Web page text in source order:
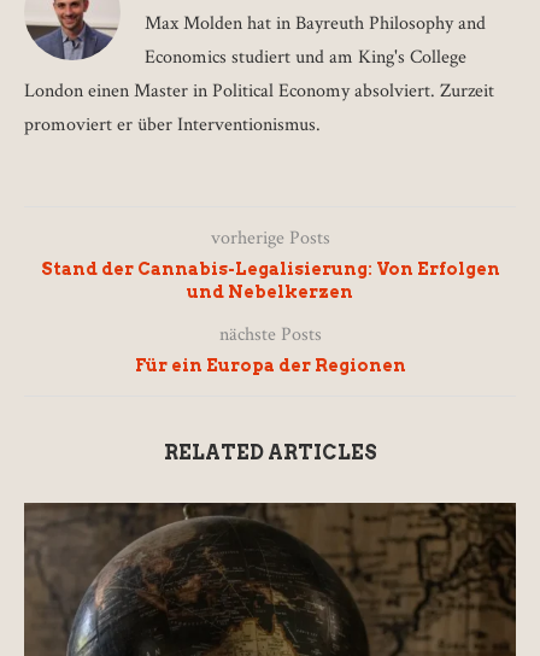
Max Molden hat in Bayreuth Philosophy and
Economics studiert und am King's College
London einen Master in Political Economy absolviert. Zurzeit
promoviert er über Interventionismus.
vorherige Posts
Stand der Cannabis-Legalisierung: Von Erfolgen
und Nebelkerzen
nächste Posts
Für ein Europa der Regionen
RELATED ARTICLES